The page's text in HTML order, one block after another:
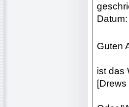
Guten
ist das
[Drews